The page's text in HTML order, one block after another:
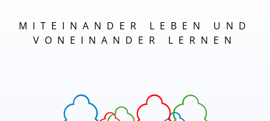
MITEINANDER LEBEN UND
VONEINANDER LERNEN